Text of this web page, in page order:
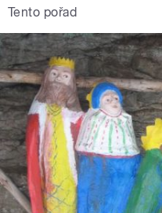
Tento pořad